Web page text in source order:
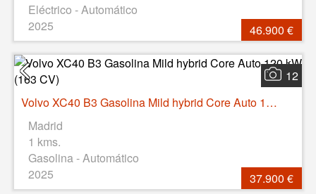
Eléctrico - Automático
2025
46.900 €
12
Volvo XC40 B3 Gasolina Mild hybrid Core Auto 120 kW (163 CV)
Madrid
1 kms.
Gasolina - Automático
2025
37.900 €